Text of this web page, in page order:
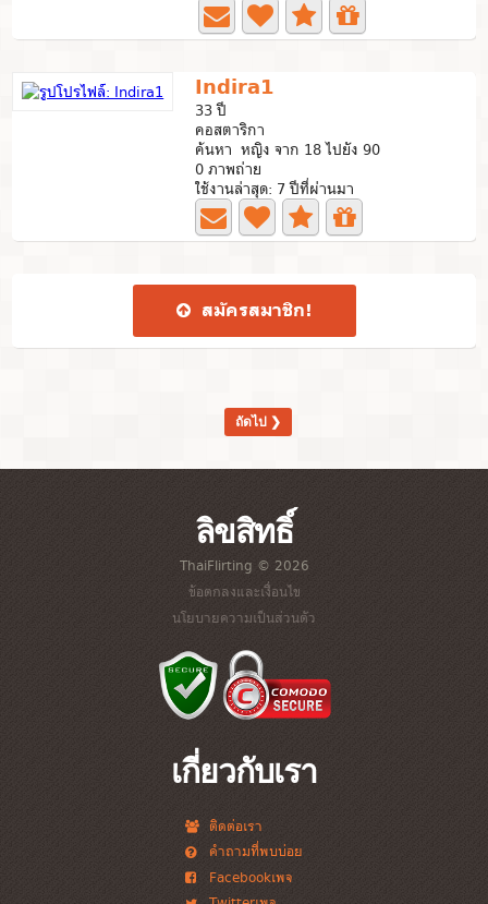
Indira1
33 ปี
คอสตาริกา
ค้นหา หญิง จาก 18 ไปยัง 90
0 ภาพถ่าย
ใช้งานล่าสุด: 7 ปีที่ผ่านมา
สมัคร​สมาชิก​!
ถัดไป ❯
ลิขสิทธิ์
ThaiFlirting © 2026
ข้อตกลงและเงื่อนไข
นโยบายความเป็นส่วนตัว
เกี่ยวกับเรา
ติดต่อเรา
คำถามที่พบบ่อย
Facebookเพจ